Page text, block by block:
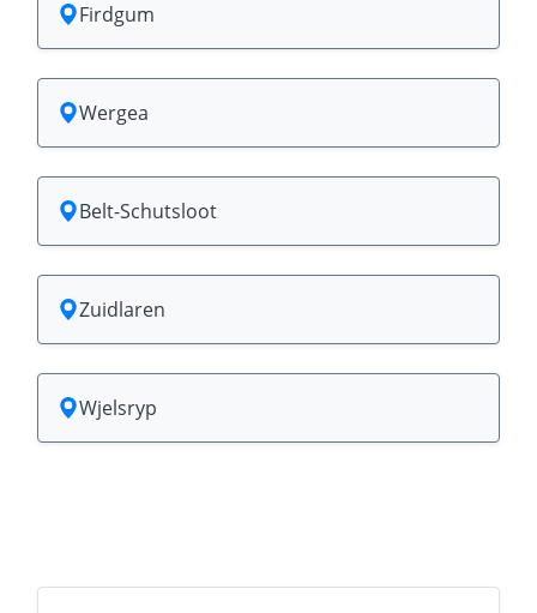
Firdgum
Wergea
Belt-Schutsloot
Zuidlaren
Wjelsryp